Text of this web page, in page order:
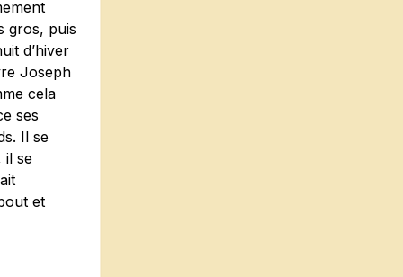
gros, puis
d’hiver
Joseph
cela
ses
Il se
il se
et